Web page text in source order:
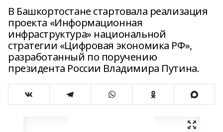
В Башкортостане стартовала реализация
проекта «Информационная
инфраструктура» национальной
стратегии «Цифровая экономика РФ»,
разработанный по поручению
президента России Владимира Путина.